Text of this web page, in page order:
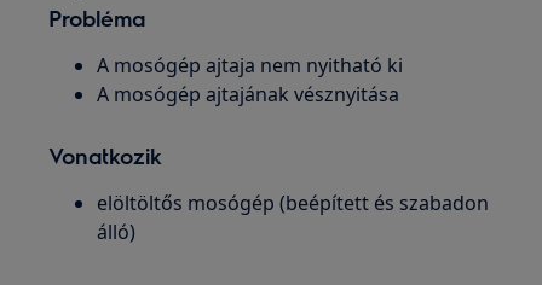
Probléma
A mosógép ajtaja nem nyitható ki
A mosógép ajtajának vésznyitása
Vonatkozik
elöltöltős mosógép (beépített és szabadon
álló)